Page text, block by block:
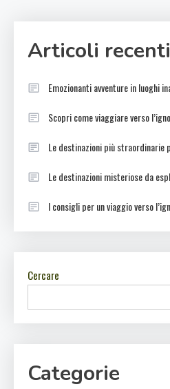
Articoli recenti
Emozionanti avventure in luoghi
Scopri come viaggiare verso
Le destinazioni più straordinarie
Le destinazioni misteriose da
I consigli per un viaggio verso
Cercare
Categorie